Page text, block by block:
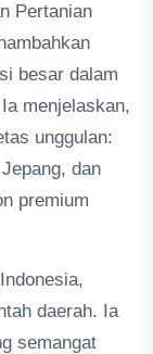
Pertanian
besar dalam
menjelaskan,
unggulan:
dan
premium
daerah. Ia
semangat